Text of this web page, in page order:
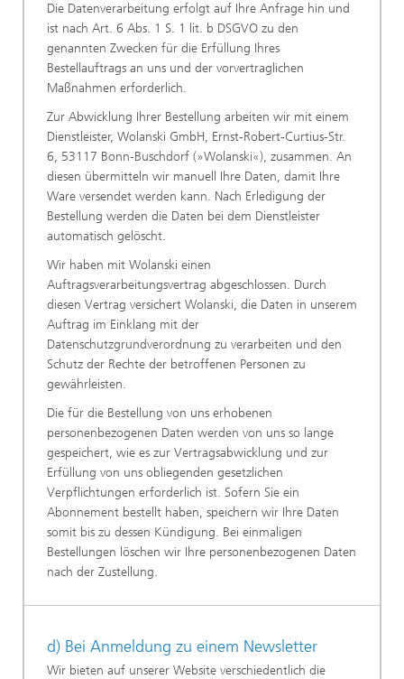
Die Datenverarbeitung erfolgt auf Ihre Anfrage hin und
ist nach Art. 6 Abs. 1 S. 1 lit. b DSGVO zu den
genannten Zwecken für die Erfüllung Ihres
Bestellauftrags an uns und der vorvertraglichen
Maßnahmen erforderlich.
Zur Abwicklung Ihrer Bestellung arbeiten wir mit einem
Dienstleister, Wolanski GmbH, Ernst-Robert-Curtius-Str.
6, 53117 Bonn-Buschdorf (»Wolanski«), zusammen. An
diesen übermitteln wir manuell Ihre Daten, damit Ihre
Ware versendet werden kann. Nach Erledigung der
Bestellung werden die Daten bei dem Dienstleister
automatisch gelöscht.
Wir haben mit Wolanski einen
Auftragsverarbeitungsvertrag abgeschlossen. Durch
diesen Vertrag versichert Wolanski, die Daten in unserem
Auftrag im Einklang mit der
Datenschutzgrundverordnung zu verarbeiten und den
Schutz der Rechte der betroffenen Personen zu
gewährleisten.
Die für die Bestellung von uns erhobenen
personenbezogenen Daten werden von uns so lange
gespeichert, wie es zur Vertragsabwicklung und zur
Erfüllung von uns obliegenden gesetzlichen
Verpflichtungen erforderlich ist. Sofern Sie ein
Abonnement bestellt haben, speichern wir Ihre Daten
somit bis zu dessen Kündigung. Bei einmaligen
Bestellungen löschen wir Ihre personenbezogenen Daten
nach der Zustellung.
d) Bei Anmeldung zu einem Newsletter
Wir bieten auf unserer Website verschiedentlich die